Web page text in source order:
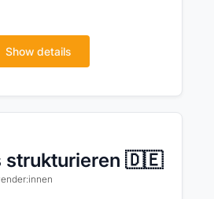
Show details
strukturieren 🇩🇪